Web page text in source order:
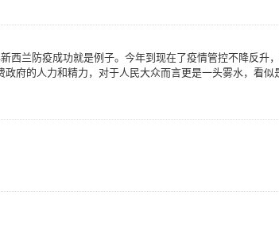
西兰防疫成功就是例子。今年到现在了疫情管控不降反升
府的人力和精力，对于人民大众而言更是一头雾水，看